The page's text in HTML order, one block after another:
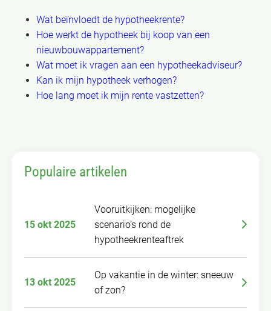
Wat beïnvloedt de hypotheekrente?
Hoe werkt de hypotheek bij koop van een
nieuwbouwappartement?
Wat moet ik vragen aan een hypotheekadviseur?
Kan ik mijn hypotheek verhogen?
Hoe lang moet ik mijn rente vastzetten?
Populaire artikelen
15 okt 2025
Vooruitkijken: mogelijke
scenario’s rond de
hypotheekrenteaftrek
13 okt 2025
Op vakantie in de winter: sneeuw
of zon?